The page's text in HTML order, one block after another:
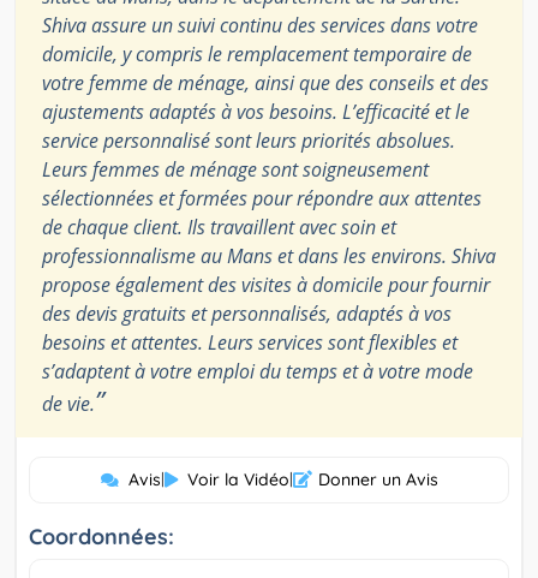
Shiva assure un suivi continu des services dans votre
domicile, y compris le remplacement temporaire de
votre femme de ménage, ainsi que des conseils et des
ajustements adaptés à vos besoins. L’efficacité et le
service personnalisé sont leurs priorités absolues.
Leurs femmes de ménage sont soigneusement
sélectionnées et formées pour répondre aux attentes
de chaque client. Ils travaillent avec soin et
professionnalisme au Mans et dans les environs. Shiva
propose également des visites à domicile pour fournir
des devis gratuits et personnalisés, adaptés à vos
besoins et attentes. Leurs services sont flexibles et
s’adaptent à votre emploi du temps et à votre mode
de vie.”
Avis| Voir la Vidéo| Donner un Avis
Coordonnées: